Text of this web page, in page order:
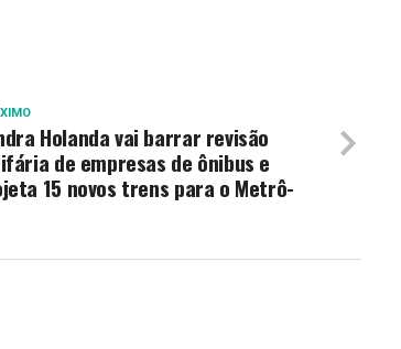
Holanda vai barrar revisão
de empresas de ônibus e
15 novos trens para o Metrô-